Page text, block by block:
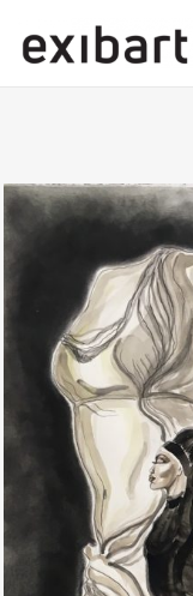
shop
exibart team